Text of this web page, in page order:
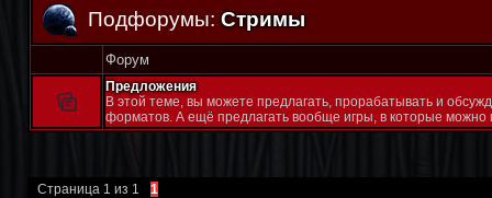
Подфорумы:Стримы
Форум
Предложения
В этой теме, вы можете предлагать, прорабатывать и
форматов. А ещё предлагать вообще игры, в которые можно
Страница 1 из 1 1